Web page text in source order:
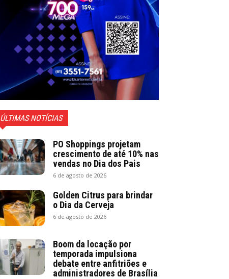
ÚLTIMAS NOTÍCIAS
PO Shoppings projetam
crescimento de até 10% nas
vendas no Dia dos Pais
6 de agosto de 2026
Golden Citrus para brindar
o Dia da Cerveja
6 de agosto de 2026
Boom da locação por
temporada impulsiona
debate entre anfitriões e
administradores de Brasília